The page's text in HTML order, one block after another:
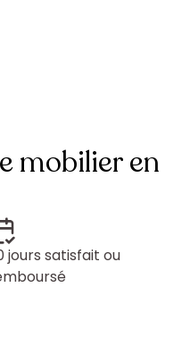
mobilier en
jours satisfait ou